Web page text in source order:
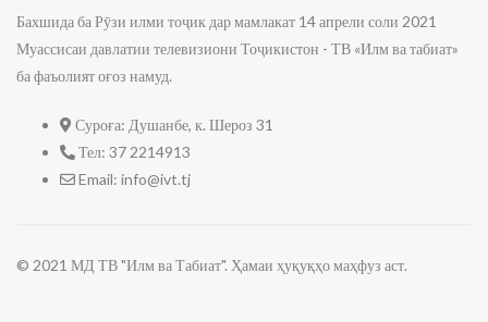
Бахшида ба Рӯзи илми тоҷик дар мамлакат 14 апрели соли 2021
Муассисаи давлатии телевизиони Тоҷикистон - ТВ «Илм ва табиат»
ба фаъолият оғоз намуд.
Суроға: Душанбе, к. Шероз 31
Тел: 37 2214913
Email: info@ivt.tj
© 2021 МД ТВ "Илм ва Табиат". Ҳамаи ҳуқуқҳо маҳфуз аст.